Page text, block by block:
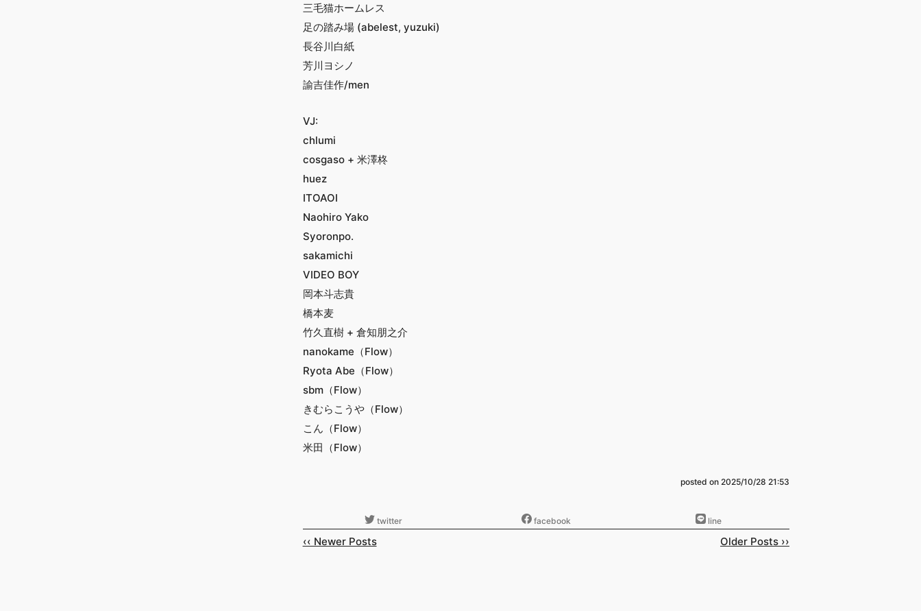
三毛猫ホームレス
足の踏み場 (abelest, yuzuki)
長谷川白紙
芳川ヨシノ
諭吉佳作/men
VJ:
chlumi
cosgaso + 米澤柊
huez
ITOAOI
Naohiro Yako
Syoronpo.
sakamichi
VIDEO BOY
岡本斗志貴
橋本麦
竹久直樹 + 倉知朋之介
nanokame（Flow）
Ryota Abe（Flow）
sbm（Flow）
きむらこうや（Flow）
こん（Flow）
米田（Flow）
posted on 2025/10/28 21:53
‹‹ Newer Posts Older Posts ››